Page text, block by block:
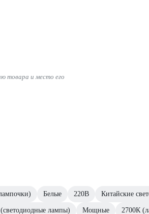
товара и место его
Белые 220В Китайские
лампы) Мощные 2700К